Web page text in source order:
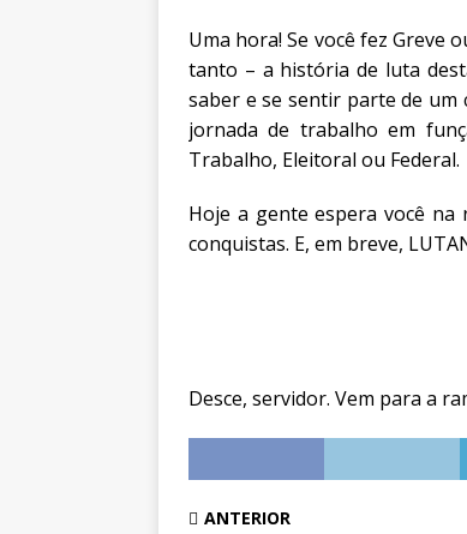
Uma hora! Se você fez Greve
tanto – a história de luta
saber e se sentir parte de um
jornada de trabalho em
Trabalho, Eleitoral ou Federal.
Hoje a gente espera você na
conquistas. E, em breve,
Desce, servidor. Vem para a
ANTERIOR